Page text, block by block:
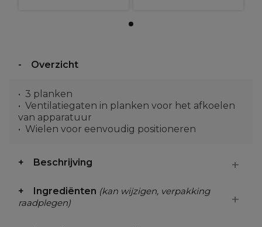
Overzicht
3 planken
Ventilatiegaten in planken voor het afkoelen
van apparatuur
Wielen voor eenvoudig positioneren
Beschrijving
Ingrediënten (kan wijzigen, verpakking
raadplegen)